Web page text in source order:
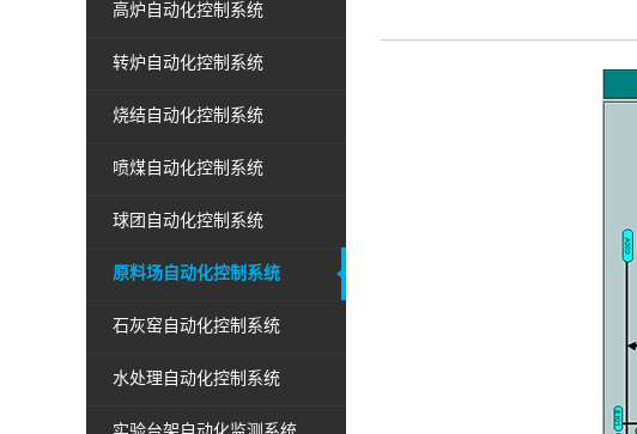
高炉自动化控制系统
转炉自动化控制系统
烧结自动化控制系统
喷煤自动化控制系统
球团自动化控制系统
原料场自动化控制系统
石灰窑自动化控制系统
水处理自动化控制系统